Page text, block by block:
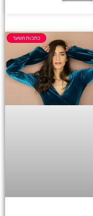
כתבות השער